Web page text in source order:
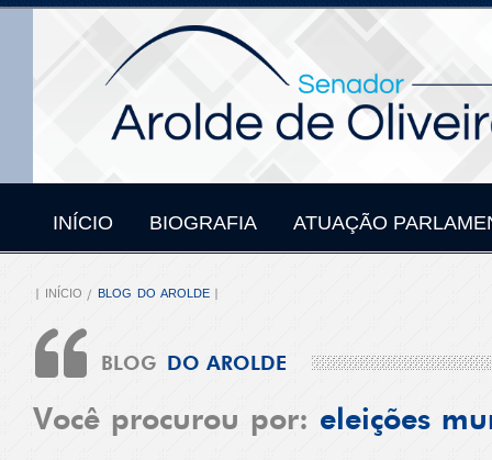
INÍCIO BIOGRAFIA ATUAÇÃO
INÍCIO BLOG DO AROLDE
BLOG DO AROLDE
Você procurou por: eleições